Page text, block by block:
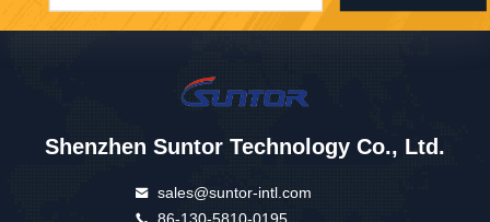
Shenzhen Suntor Technology Co., Ltd.
sales@suntor-intl.com